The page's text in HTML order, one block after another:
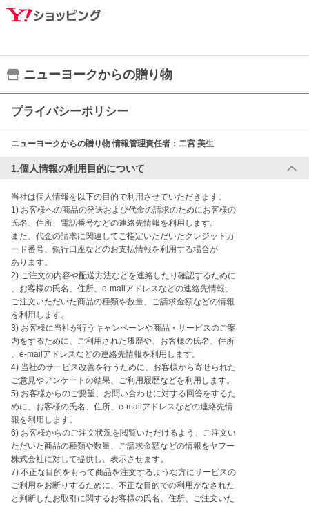
ニューヨークからの贈り物
プライバシーポリシー
ニューヨークからの贈り物情報管理責任者： 二宮 美生
1.個人情報の利用目的について
当社は個人情報を以下の目的で利用させていただきます。
1) お客様への商品の発送および代金の請求のためにお客様の
氏名、住所、電話番号などの連絡先情報を利用します。
また、代金の請求に関連してご指定いただいたクレジットカ
ード番号、銀行口座などのお支払情報を利用する場合が
あります。
2) ご注文の内容や配送方法などを連絡したり確認するために
、お客様の氏名、住所、e-mailアドレスなどの連絡先情報、
ご注文いただいた商品の種類や数量、ご請求金額などの情報
を利用します。
3) お客様に当社が行うキャンペーンや商品・サービスのご案
内をするために、ご利用された履歴や、お客様の氏名、住所
、e-mailアドレスなどの連絡先情報を利用します。
4) 当社のサービス改善を行うために、お客様から寄せられた
ご意見やアンケートの結果、ご利用履歴などを利用します。
5) お客様からのご要望、お問い合わせに対する回答をするた
めに、お客様の氏名、住所、e-mailアドレスなどの連絡先情
報を利用します。
6) お客様からのご注文状況を閲覧いただけるよう、ご注文い
ただいた商品の種類や数量、ご請求金額などの情報をヤフー
株式会社に対して提供し、表示させます。
7) 不正な目的をもって商品を注文するような方にサービスの
ご利用をお断りするために、不正な目的での利用がなされた
と判断したお取引に関するお客様の氏名、住所、ご注文いた